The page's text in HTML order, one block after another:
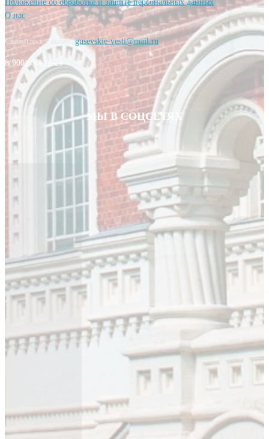
Положение об обработке и защите персональных данных
О нас
Свяжитесь с нами:gusevskie-vesti@mail.ru
8(900)590-21-21
МЫ В СОЦСЕТЯХ